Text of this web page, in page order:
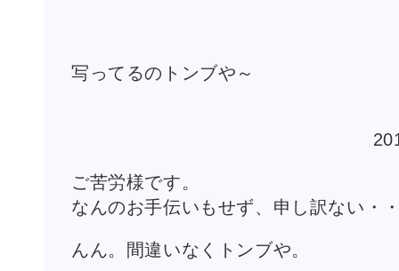
写ってるのトンブや～
ご苦労様です。
なんのお手伝いもせず、申し訳ない・
んん。間違いなくトンブや。